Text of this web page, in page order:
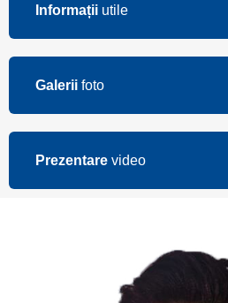
Informații utile
Galerii foto
Prezentare video